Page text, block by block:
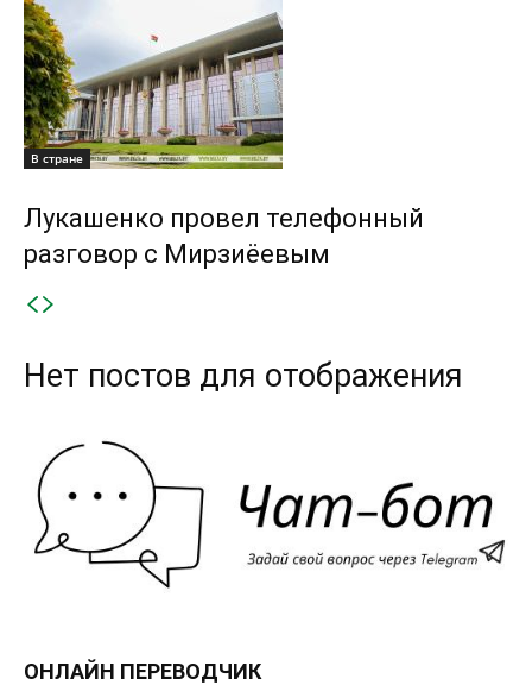
В стране
Лукашенко провел телефонный
разговор с Мирзиёевым
Нет постов для отображения
ОНЛАЙН ПЕРЕВОДЧИК